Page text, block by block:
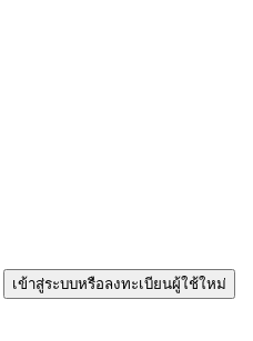
เข้าสู่ระบบหรือลงทะเบียนผู้ใช้ใหม่